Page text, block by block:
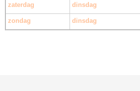
zaterdag dinsdag
zondag dinsdag